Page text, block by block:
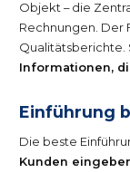
Objekt – die
Rechnungen. Der
Informationen,
Einführung
Die beste
Kunden